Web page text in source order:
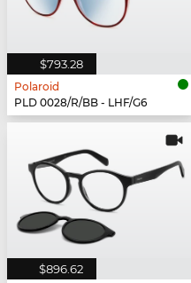
$793.28
Polaroid
PLD 0028/R/BB - LHF/G6
$896.62